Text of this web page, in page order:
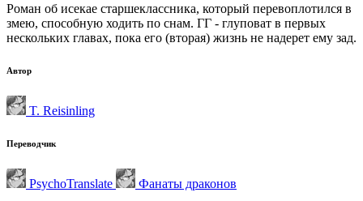
Роман об исекае старшеклассника, который перевоплотился в
змею, способную ходить по снам. ГГ - глуповат в первых
нескольких главах, пока его (вторая) жизнь не надерет ему зад.
Автор
T. Reisinling
Переводчик
PsychoTranslate Фанаты драконов